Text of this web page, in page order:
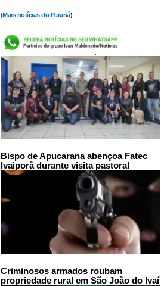
(Mais notícias do Paraná)
LEIA TAMBÉM:
Bispo de Apucarana abençoa Fatec
Ivaiporã durante visita pastoral
Criminosos armados roubam
propriedade rural em São João do Ivaí